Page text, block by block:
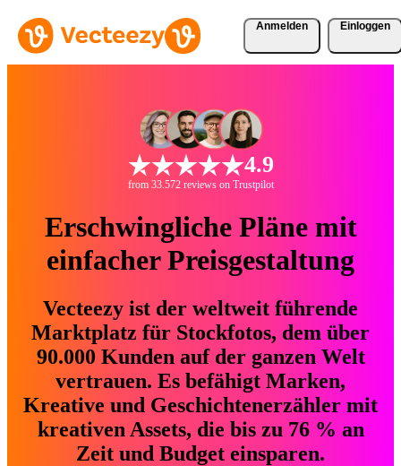
Anmelden Einloggen
4.9
from 33.572 reviews on Trustpilot
Erschwingliche Pläne mit
einfacher Preisgestaltung
Vecteezy ist der weltweit führende
Marktplatz für Stockfotos, dem über
90.000 Kunden auf der ganzen Welt
vertrauen. Es befähigt Marken,
Kreative und Geschichtenerzähler mit
kreativen Assets, die bis zu 76 % an
Zeit und Budget einsparen.